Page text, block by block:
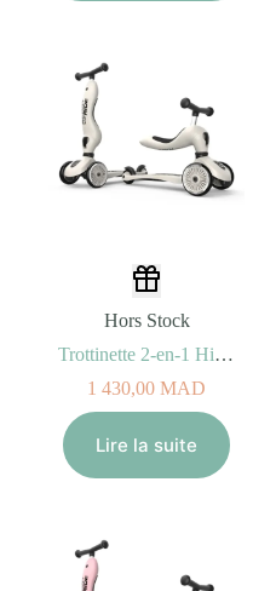
Hors Stock
Trottinette 2-en-1 Highwaykick 1 – Ash
1 430,00 MAD
Lire la suite